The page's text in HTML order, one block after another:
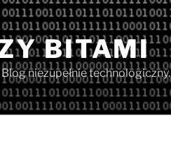
BITAMI
niezupełnie technologiczny.